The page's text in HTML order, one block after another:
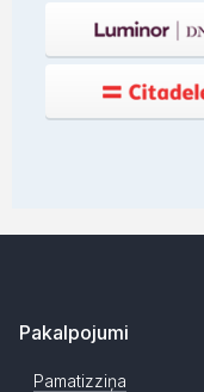
Pakalpojumi
Pamatizziņa